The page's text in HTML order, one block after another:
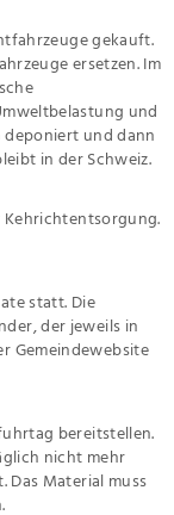
gekauft.
ersetzen. Im
und
deponiert und dann
in der Schweiz.
Kehrichtentsorgung.
statt. Die
der jeweils in
Gemeindewebsite
bereitstellen.
nicht mehr
Material muss